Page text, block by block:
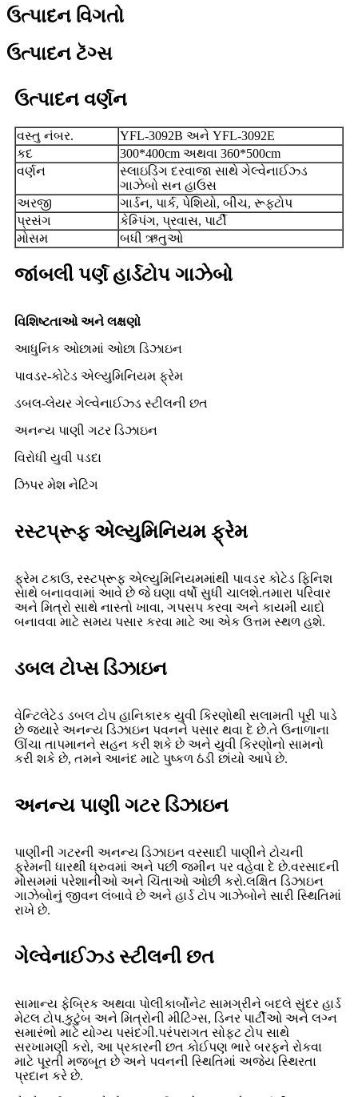
ઉત્પાદન વિગતો
ઉત્પાદન ટૅગ્સ
ઉત્પાદન વર્ણન
વસ્તુ નંબર.
YFL-3092B અને YFL-3092E
કદ
300*400cm અથવા 360*500cm
વર્ણન
સ્લાઇડિંગ દરવાજા સાથે ગેલ્વેનાઈઝ્ડ
ગાઝેબો સન હાઉસ
અરજી
ગાર્ડન, પાર્ક, પેશિયો, બીચ, રૂફટોપ
પ્રસંગ
કેમ્પિંગ, પ્રવાસ, પાર્ટી
મોસમ
બધી ઋતુઓ
જાંબલી પર્ણ હાર્ડટોપ ગાઝેબો
વિશિષ્ટતાઓ અને લક્ષણો
આધુનિક ઓછામાં ઓછા ડિઝાઇન
પાવડર-કોટેડ એલ્યુમિનિયમ ફ્રેમ
ડબલ-લેયર ગેલ્વેનાઈઝ્ડ સ્ટીલની છત
અનન્ય પાણી ગટર ડિઝાઇન
વિરોધી યુવી પડદા
ઝિપર મેશ નેટિંગ
રસ્ટપ્રૂફ એલ્યુમિનિયમ ફ્રેમ
ફ્રેમ ટકાઉ, રસ્ટપ્રૂફ એલ્યુમિનિયમમાંથી પાવડર કોટેડ ફિનિશ
સાથે બનાવવામાં આવે છે જે ઘણા વર્ષો સુધી ચાલશે.તમારા પરિવાર
અને મિત્રો સાથે નાસ્તો ખાવા, ગપસપ કરવા અને કાયમી યાદો
બનાવવા માટે સમય પસાર કરવા માટે આ એક ઉત્તમ સ્થળ હશે.
ડબલ ટોપ્સ ડિઝાઇન
વેન્ટિલેટેડ ડબલ ટોપ હાનિકારક યુવી કિરણોથી સલામતી પૂરી પાડે
છે જ્યારે અનન્ય ડિઝાઇન પવનને પસાર થવા દે છે.તે ઉનાળાના
ઊંચા તાપમાનને સહન કરી શકે છે અને યુવી કિરણોનો સામનો
કરી શકે છે, તમને આનંદ માટે પુષ્કળ ઠંડી છાંયો આપે છે.
અનન્ય પાણી ગટર ડિઝાઇન
પાણીની ગટરની અનન્ય ડિઝાઇન વરસાદી પાણીને ટોચની
ફ્રેમની ધારથી ધ્રુવમાં અને પછી જમીન પર વહેવા દે છે.વરસાદની
મોસમમાં પરેશાનીઓ અને ચિંતાઓ ઓછી કરો.લક્ષિત ડિઝાઇન
ગાઝેબોનું જીવન લંબાવે છે અને હાર્ડ ટોપ ગાઝેબોને સારી સ્થિતિમાં
રાખે છે.
ગેલ્વેનાઈઝ્ડ સ્ટીલની છત
સામાન્ય ફેબ્રિક અથવા પોલીકાર્બોનેટ સામગ્રીને બદલે સુંદર હાર્ડ
મેટલ ટોપ.કુટુંબ અને મિત્રોની મીટિંગ્સ, ડિનર પાર્ટીઓ અને લગ્ન
સમારંભો માટે યોગ્ય પસંદગી.પરંપરાગત સોફ્ટ ટોપ સાથે
સરખામણી કરો, આ પ્રકારની છત કોઈપણ ભારે બરફને રોકવા
માટે પૂરતી મજબૂત છે અને પવનની સ્થિતિમાં અજેય સ્થિરતા
પ્રદાન કરે છે.